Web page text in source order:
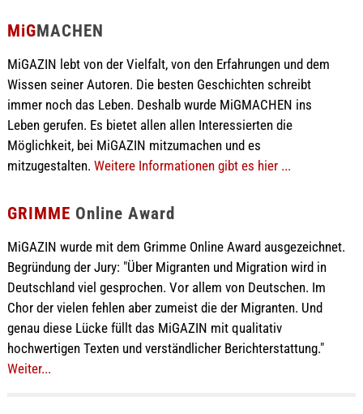
MiGMACHEN
MiGAZIN lebt von der Vielfalt, von den Erfahrungen und dem
Wissen seiner Autoren. Die besten Geschichten schreibt
immer noch das Leben. Deshalb wurde MiGMACHEN ins
Leben gerufen. Es bietet allen allen Interessierten die
Möglichkeit, bei MiGAZIN mitzumachen und es
mitzugestalten. Weitere Informationen gibt es hier ...
GRIMME Online Award
MiGAZIN wurde mit dem Grimme Online Award ausgezeichnet.
Begründung der Jury: "Über Migranten und Migration wird in
Deutschland viel gesprochen. Vor allem von Deutschen. Im
Chor der vielen fehlen aber zumeist die der Migranten. Und
genau diese Lücke füllt das MiGAZIN mit qualitativ
hochwertigen Texten und verständlicher Berichterstattung."
Weiter...